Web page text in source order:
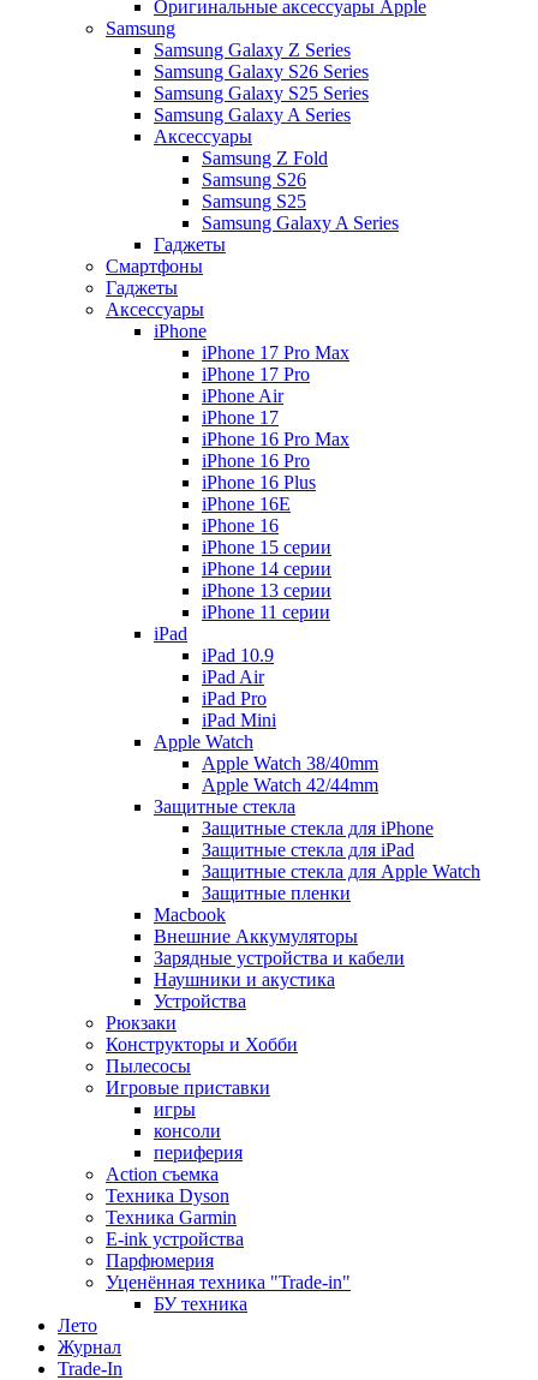
Оригинальные аксессуары Apple
Samsung
Samsung Galaxy Z Series
Samsung Galaxy S26 Series
Samsung Galaxy S25 Series
Samsung Galaxy A Series
Аксессуары
Samsung Z Fold
Samsung S26
Samsung S25
Samsung Galaxy A Series
Гаджеты
Смартфоны
Гаджеты
Аксессуары
iPhone
iPhone 17 Pro Max
iPhone 17 Pro
iPhone Air
iPhone 17
iPhone 16 Pro Max
iPhone 16 Pro
iPhone 16 Plus
iPhone 16E
iPhone 16
iPhone 15 серии
iPhone 14 серии
iPhone 13 серии
iPhone 11 серии
iPad
iPad 10.9
iPad Air
iPad Pro
iPad Mini
Apple Watch
Apple Watch 38/40mm
Apple Watch 42/44mm
Защитные стекла
Защитные стекла для iPhone
Защитные стекла для iPad
Защитные стекла для Apple Watch
Защитные пленки
Macbook
Внешние Аккумуляторы
Зарядные устройства и кабели
Наушники и акустика
Устройства
Рюкзаки
Конструкторы и Хобби
Пылесосы
Игровые приставки
игры
консоли
периферия
Action съемка
Техника Dyson
Техника Garmin
E-ink устройства
Парфюмерия
Уценённая техника "Trade-in"
БУ техника
Лето
Журнал
Trade-In